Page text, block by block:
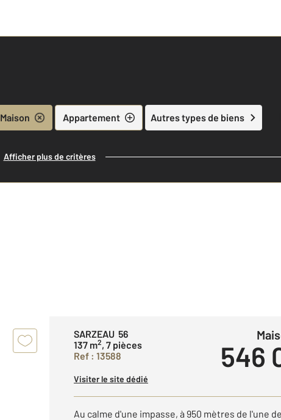
Maison Appartement Autres types de biens
Afficher plus de critères
SARZEAU 56
137 m2, 7 pièces
Ref : 13588
Visiter le site dédié
Au calme d'une impasse, à 950 mètres de l'une